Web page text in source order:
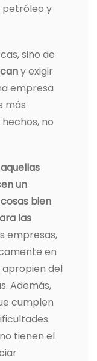
petróleo y
sino de
y exigir
empresa
más
no
un
bien
las
empresas,
en
apropien del
Además,
cumplen
tienen el